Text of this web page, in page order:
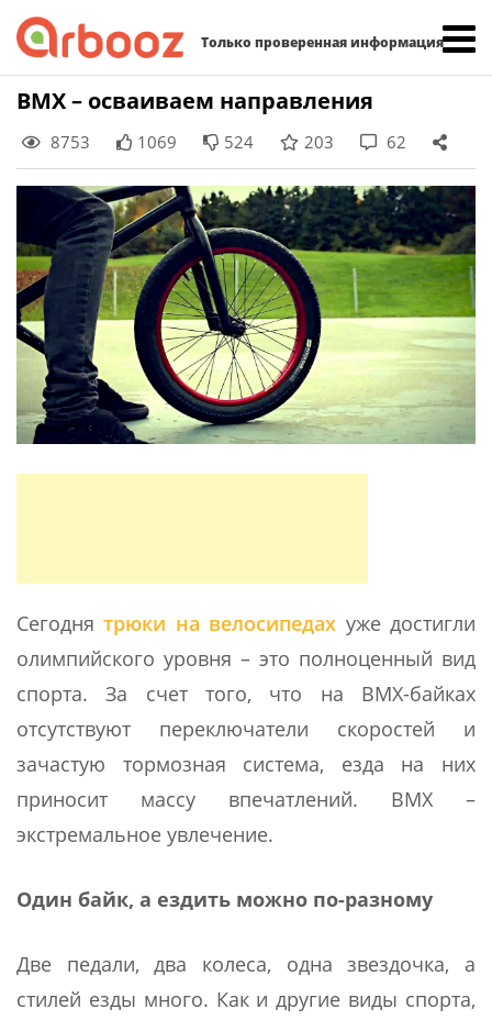
Только проверенная информация
Skip
content
BMX – осваиваем направления
8753 1069 524 203 62
Сегоднятрюки на велосипедах уже достигли
олимпийского уровня – это полноценный вид
спорта. За счет того, что на BMX-байках
отсутствуют переключатели скоростей и
зачастую тормозная система, езда на них
приносит массу впечатлений. BMX –
экстремальное увлечение.
Один байк, а ездить можно по-разному
Две педали, два колеса, одна звездочка, а
стилей езды много. Как и другие виды спорта,
Найти: